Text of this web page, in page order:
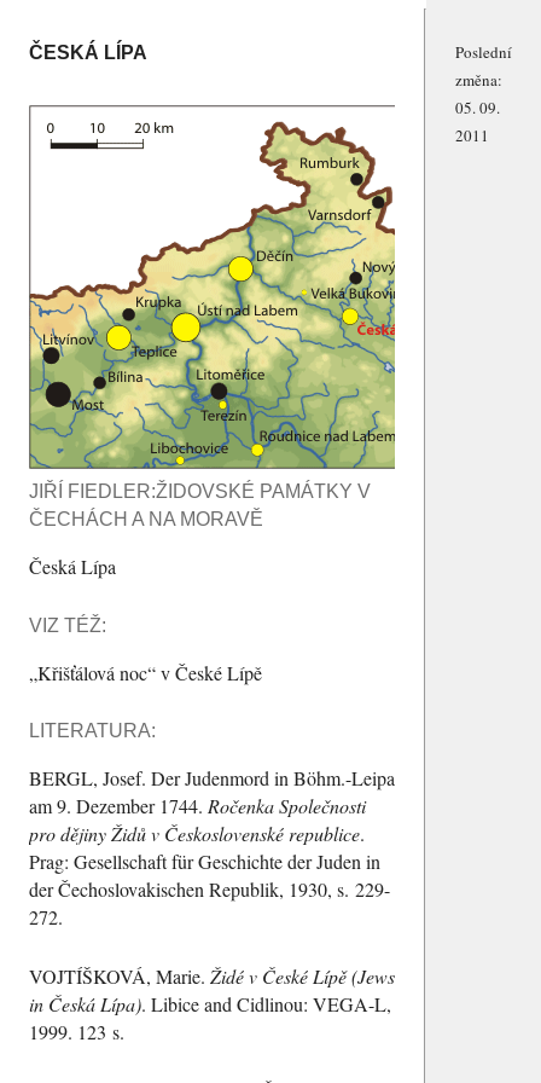
ČESKÁ LÍPA
JIŘÍ FIEDLER:ŽIDOVSKÉ PAMÁTKY V
ČECHÁCH A NA MORAVĚ
Česká Lípa
VIZ TÉŽ:
Křišťálová noc v České Lípě
LITERATURA:
BERGL, Josef. Der Judenmord in Böhm.-Leipa
am 9. Dezember 1744. Ročenka Společnosti
pro dějiny Židů v Československé republice.
Prag: Gesellschaft für Geschichte der Juden in
der Čechoslovakischen Republik, 1930, s. 229-
272.
VOJTÍŠKOVÁ, Marie. Židé v České Lípě (Jews
in Česká Lípa). Libice and Cidlinou: VEGA-L,
1999. 123 s.
Poslední
změna:
05. 09.
2011